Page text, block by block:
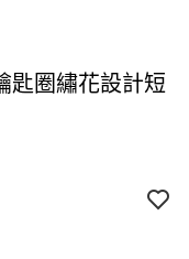
匙圈繡花設計短